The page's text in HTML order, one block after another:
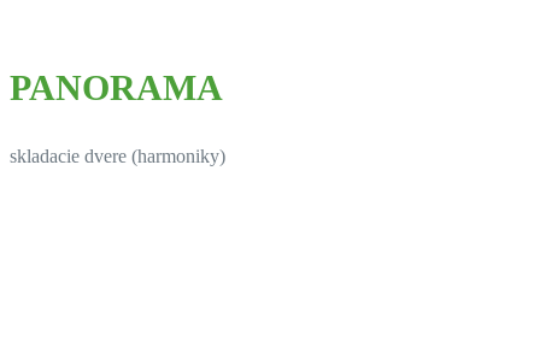
PANORAMA
skladacie dvere (harmoniky)